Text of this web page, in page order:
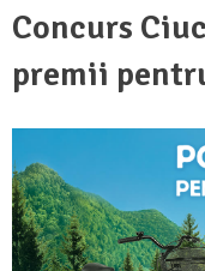
Concurs
premii